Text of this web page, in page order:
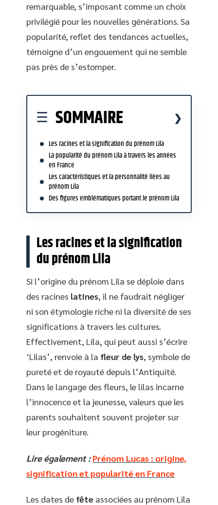
remarquable, s’imposant comme un choix
privilégié pour les nouvelles générations. Sa
popularité, reflet des tendances actuelles,
témoigne d’un engouement qui ne semble
pas près de s’estomper.
SOMMAIRE
Les racines et la signification du prénom Lila
La popularité du prénom Lila à travers les années
en France
Les caractéristiques et la personnalité liées au
prénom Lila
Des figures emblématiques portant le prénom Lila
Les racines et la signification
du prénom Lila
Si l’origine du prénom Lila se déploie dans
des racines latines, il ne faudrait négliger
ni son étymologie riche ni la diversité de ses
significations à travers les cultures.
Effectivement, Lila, qui peut aussi s’écrire
‘Lilas’, renvoie à la fleur de lys, symbole de
pureté et de royauté depuis l’Antiquité.
Dans le langage des fleurs, le lilas incarne
l’innocence et la jeunesse, valeurs que les
parents souhaitent souvent projeter sur
leur progéniture.
Lire également : Prénom Lucas : origine,
signification et popularité en France
Les dates de fête associées au prénom Lila